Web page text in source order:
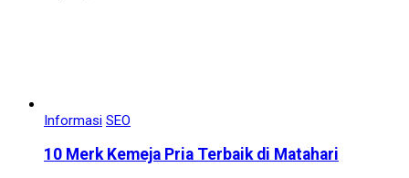
Informasi SEO
10 Merk Kemeja Pria Terbaik di Matahari